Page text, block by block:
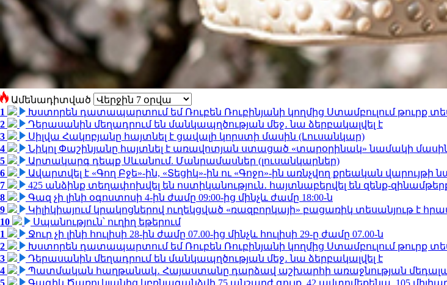
Ամենադիտված
1
Խստորեն դատապարտում եմ Ռուբեն Ռուբինյանի կողմից Ստամբուլում թուրք
2
Դերասանին մեղադրում են մանկապղծության մեջ․ նա ձերբակալվել է
3
Սիլվա Հակոբյանը հայտնել է ցավալի կորստի մասին (Լուսանկար)
4
Նիկոլ Փաշինյանը հայտնել է առավոտյան ստացած «տարօրինակ» նամակի
5
Արտակարգ դեպք Սևանում. Մանրամասներ (լուսանկարներ)
6
Ավարտվել է «Գող Բջե»-ին, «Տեցիկ»-ին ու «Գոջո»-ին առնչվող քրեական վարույթի
7
425 անձինք տեղափոխվել են ոստիկանություն․ հայտնաբերվել են զենք-
8
Գազ չի լինի օգոստոսի 4-ին ժամը 09:00-ից մինչև ժամը 18:00-ն
9
Կիլիկիայում կրակոցներով ուղեկցված «ռազբորկայի» բացառիկ տեսանյութ է
10
Սպանություն՝ ուղիղ եթերում
1
Ջուր չի լինի հուլիսի 28-ին ժամը 07.00-ից մինչև հուլիսի 29-ը ժամը 07.00-ն
2
Խստորեն դատապարտում եմ Ռուբեն Ռուբինյանի կողմից Ստամբուլում թուրք
3
Դերասանին մեղադրում են մանկապղծության մեջ․ նա ձերբակալվել է
4
Պատմական հաղթանակ․ Հայաստանը դարձավ աշխարհի առաջնության